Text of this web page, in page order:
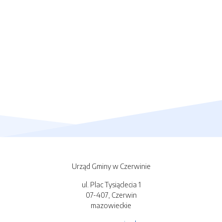
Urząd Gminy w Czerwinie
ul. Plac Tysiąclecia 1
07-407, Czerwin
mazowieckie